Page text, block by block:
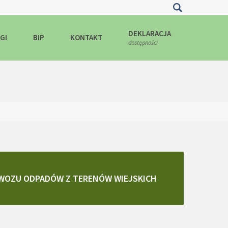
BIP KONTAKT DEKLARACJA
dostępności
ODPADÓW Z TERENÓW WIEJSKICH